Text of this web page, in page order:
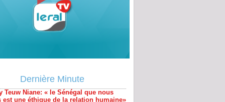
Dernière Minute
Teuw Niane: « le Sénégal que nous
macroéconomique du Sénégal,
Etat-Fmi...: Ce qu’en dit Ousmane
(Banque mondiale)